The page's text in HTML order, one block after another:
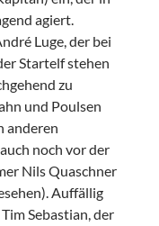
agiert.
Luge, der bei
Startelf stehen
zu
und Poulsen
anderen
noch vor der
Nils Quaschner
Auffällig
Sebastian, der